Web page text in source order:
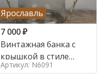
Ярославль
7 000₽
Винтажная банка с
крышкой в стиле
Италия,
Артикул: N6091